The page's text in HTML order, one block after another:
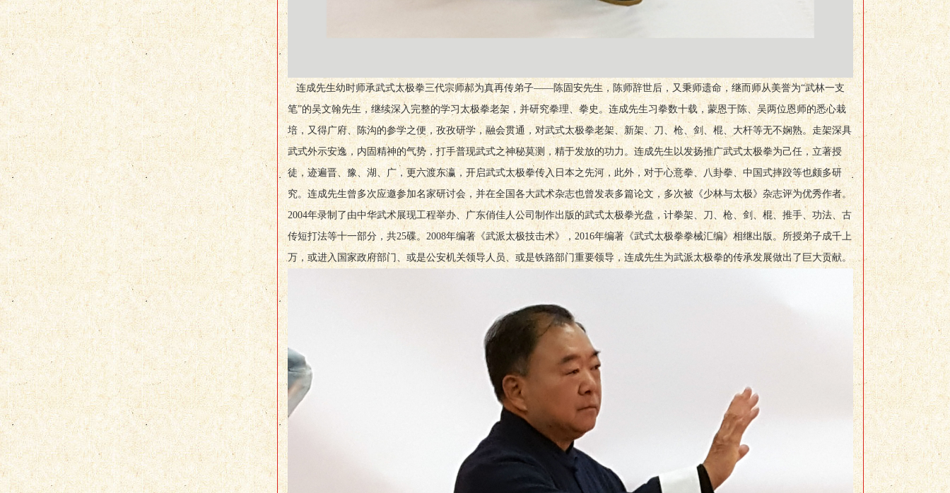
连成先生幼时师承武式太极拳三代宗师郝为真再传弟子——陈固安先生，陈师辞世后，又秉师遗命，继而师从美誉为“武林一支
笔”的吴文翰先生，继续深入完整的学习太极拳老架，并研究拳理、拳史。连成先生习拳数十载，蒙恩于陈、吴两位恩师的悉心栽
培，又得广府、陈沟的参学之便，孜孜研学，融会贯通，对武式太极拳老架、新架、刀、枪、剑、棍、大杆等无不娴熟。走架深具
武式外示安逸，内固精神的气势，打手普现武式之神秘莫测，精于发放的功力。连成先生以发扬推广武式太极拳为己任，立著授
徒，迹遍晋、豫、湖、广，更六渡东瀛，开启武式太极拳传入日本之先河，此外，对于心意拳、八卦拳、中国式摔跤等也颇多研
究。连成先生曾多次应邀参加名家研讨会，并在全国各大武术杂志也曾发表多篇论文，多次被《少林与太极》杂志评为优秀作者。
2004年录制了由中华武术展现工程举办、广东俏佳人公司制作出版的武式太极拳光盘，计拳架、刀、枪、剑、棍、推手、功法、古
传短打法等十一部分，共25碟。2008年编著《武派太极技击术》，2016年编著《武式太极拳拳械汇编》相继出版。所授弟子成千上
万，或进入国家政府部门、或是公安机关领导人员、或是铁路部门重要领导，连成先生为武派太极拳的传承发展做出了巨大贡献。